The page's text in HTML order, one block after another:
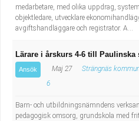
medarbetare, med olika uppdrag,
objektledare, utvecklare
avgiftshandläggare och registrator. A...
Lärare i årskurs 4-6 till Paulinska
Ansök Maj 27 Strängnäs
6
Barn- och utbildningsnämndens
pedagogisk omsorg, grundskola med